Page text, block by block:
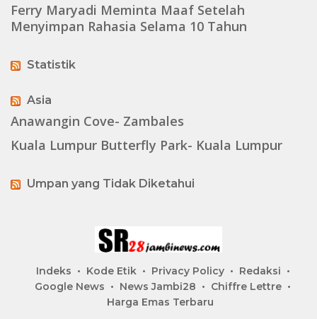
Ferry Maryadi Meminta Maaf Setelah
Menyimpan Rahasia Selama 10 Tahun
Statistik
Asia
Anawangin Cove- Zambales
Kuala Lumpur Butterfly Park- Kuala Lumpur
Umpan yang Tidak Diketahui
Indeks Kode Etik Privacy Policy
Redaksi
Google News
News Jambi28
Chiffre Lettre
Harga Emas Terbaru